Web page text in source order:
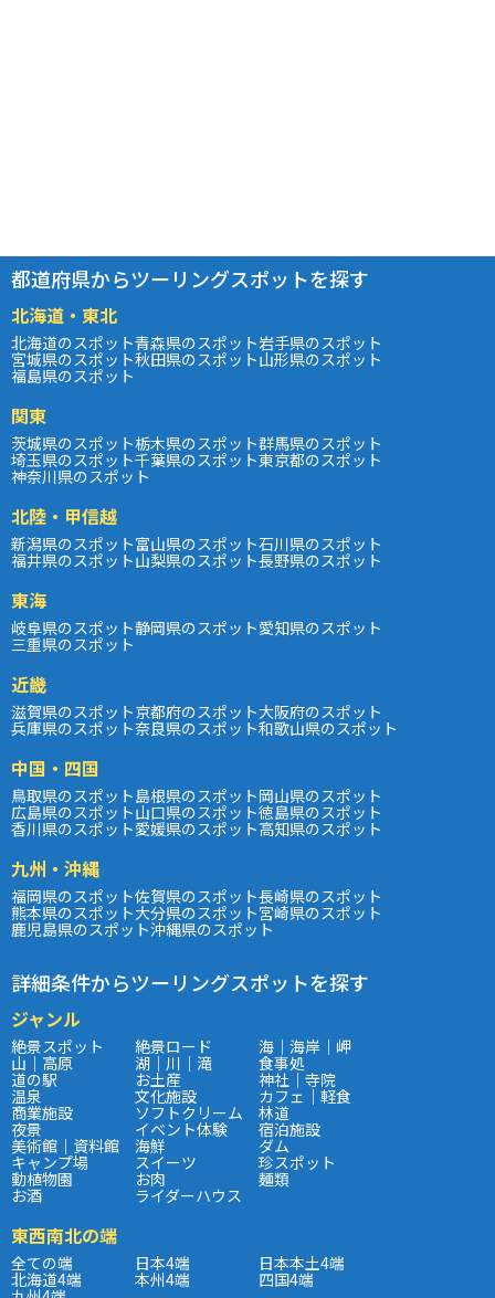
都道府県からツーリングスポットを探す
北海道・東北
北海道のスポット青森県のスポット岩手県のスポット
宮城県のスポット秋田県のスポット山形県のスポット
福島県のスポット
関東
茨城県のスポット栃木県のスポット群馬県のスポット
埼玉県のスポット千葉県のスポット東京都のスポット
神奈川県のスポット
北陸・甲信越
新潟県のスポット富山県のスポット石川県のスポット
福井県のスポット山梨県のスポット長野県のスポット
東海
岐阜県のスポット静岡県のスポット愛知県のスポット
三重県のスポット
近畿
滋賀県のスポット京都府のスポット大阪府のスポット
兵庫県のスポット奈良県のスポット和歌山県のスポット
中国・四国
鳥取県のスポット島根県のスポット岡山県のスポット
広島県のスポット山口県のスポット徳島県のスポット
香川県のスポット愛媛県のスポット高知県のスポット
九州・沖縄
福岡県のスポット佐賀県のスポット長崎県のスポット
熊本県のスポット大分県のスポット宮崎県のスポット
鹿児島県のスポット沖縄県のスポット
詳細条件からツーリングスポットを探す
ジャンル
絶景スポット 絶景ロード 海｜海岸｜岬
山｜高原 湖｜川｜滝 食事処
道の駅 お土産 神社｜寺院
温泉 文化施設 カフェ｜軽食
商業施設 ソフトクリーム 林道
夜景 イベント体験 宿泊施設
美術館｜資料館 海鮮 ダム
キャンプ場 スイーツ 珍スポット
動植物園 お肉 麺類
お酒 ライダーハウス
東西南北の端
全ての端 日本4端 日本本土4端
北海道4端 本州4端 四国4端